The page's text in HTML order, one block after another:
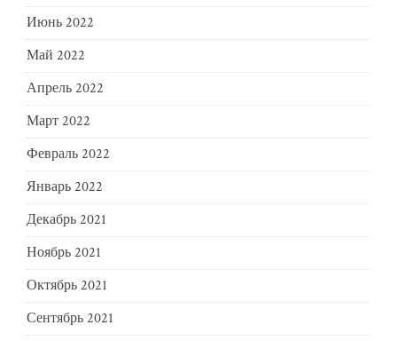
Июнь 2022
Май 2022
Апрель 2022
Март 2022
Февраль 2022
Январь 2022
Декабрь 2021
Ноябрь 2021
Октябрь 2021
Сентябрь 2021